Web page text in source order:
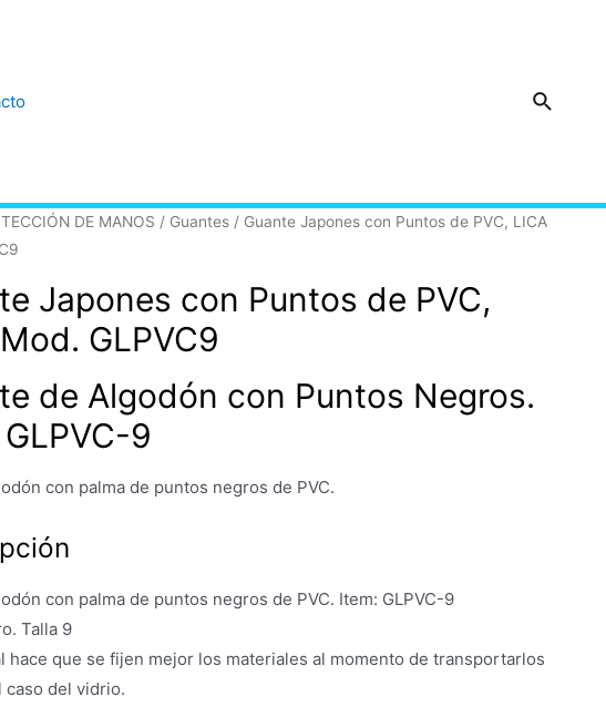
Buscar
DE MANOS / Guantes / Guante Japones con Puntos de PVC, LICA
Japones con Puntos de PVC,
GLPVC9
de Algodón con Puntos Negros.
9
con palma de puntos negros de PVC.
con palma de puntos negros de PVC. Item: GLPVC-9
Talla 9
hace que se fijen mejor los materiales al momento de transportarlos
caso del vidrio.